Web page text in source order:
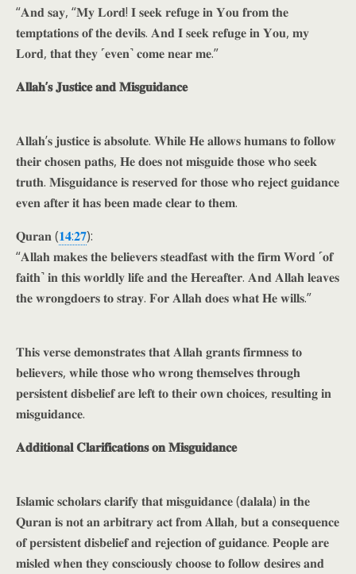
“𝐀𝐧𝐝 𝐬𝐚𝐲, “𝐌𝐲 𝐋𝐨𝐫𝐝! 𝐈 𝐬𝐞𝐞𝐤 𝐫𝐞𝐟𝐮𝐠𝐞 𝐢𝐧 𝐘𝐨𝐮 𝐟𝐫𝐨𝐦 𝐭𝐡𝐞
𝐭𝐞𝐦𝐩𝐭𝐚𝐭𝐢𝐨𝐧𝐬 𝐨𝐟 𝐭𝐡𝐞 𝐝𝐞𝐯𝐢𝐥𝐬. 𝐀𝐧𝐝 𝐈 𝐬𝐞𝐞𝐤 𝐫𝐞𝐟𝐮𝐠𝐞 𝐢𝐧 𝐘𝐨𝐮, 𝐦𝐲
𝐋𝐨𝐫𝐝, 𝐭𝐡𝐚𝐭 𝐭𝐡𝐞𝐲 ˹𝐞𝐯𝐞𝐧˺ 𝐜𝐨𝐦𝐞 𝐧𝐞𝐚𝐫 𝐦𝐞.”
𝐀𝐥𝐥𝐚𝐡’𝐬 𝐉𝐮𝐬𝐭𝐢𝐜𝐞 𝐚𝐧𝐝 𝐌𝐢𝐬𝐠𝐮𝐢𝐝𝐚𝐧𝐜𝐞
𝐀𝐥𝐥𝐚𝐡’𝐬 𝐣𝐮𝐬𝐭𝐢𝐜𝐞 𝐢𝐬 𝐚𝐛𝐬𝐨𝐥𝐮𝐭𝐞. 𝐖𝐡𝐢𝐥𝐞 𝐇𝐞 𝐚𝐥𝐥𝐨𝐰𝐬 𝐡𝐮𝐦𝐚𝐧𝐬 𝐭𝐨 𝐟𝐨𝐥𝐥𝐨𝐰
𝐭𝐡𝐞𝐢𝐫 𝐜𝐡𝐨𝐬𝐞𝐧 𝐩𝐚𝐭𝐡𝐬, 𝐇𝐞 𝐝𝐨𝐞𝐬 𝐧𝐨𝐭 𝐦𝐢𝐬𝐠𝐮𝐢𝐝𝐞 𝐭𝐡𝐨𝐬𝐞 𝐰𝐡𝐨 𝐬𝐞𝐞𝐤
𝐭𝐫𝐮𝐭𝐡. 𝐌𝐢𝐬𝐠𝐮𝐢𝐝𝐚𝐧𝐜𝐞 𝐢𝐬 𝐫𝐞𝐬𝐞𝐫𝐯𝐞𝐝 𝐟𝐨𝐫 𝐭𝐡𝐨𝐬𝐞 𝐰𝐡𝐨 𝐫𝐞𝐣𝐞𝐜𝐭 𝐠𝐮𝐢𝐝𝐚𝐧𝐜𝐞
𝐞𝐯𝐞𝐧 𝐚𝐟𝐭𝐞𝐫 𝐢𝐭 𝐡𝐚𝐬 𝐛𝐞𝐞𝐧 𝐦𝐚𝐝𝐞 𝐜𝐥𝐞𝐚𝐫 𝐭𝐨 𝐭𝐡𝐞𝐦.
𝐐𝐮𝐫𝐚𝐧 (𝟏𝟒:𝟐𝟕):
“𝐀𝐥𝐥𝐚𝐡 𝐦𝐚𝐤𝐞𝐬 𝐭𝐡𝐞 𝐛𝐞𝐥𝐢𝐞𝐯𝐞𝐫𝐬 𝐬𝐭𝐞𝐚𝐝𝐟𝐚𝐬𝐭 𝐰𝐢𝐭𝐡 𝐭𝐡𝐞 𝐟𝐢𝐫𝐦 𝐖𝐨𝐫𝐝 ˹𝐨𝐟
𝐟𝐚𝐢𝐭𝐡˺ 𝐢𝐧 𝐭𝐡𝐢𝐬 𝐰𝐨𝐫𝐥𝐝𝐥𝐲 𝐥𝐢𝐟𝐞 𝐚𝐧𝐝 𝐭𝐡𝐞 𝐇𝐞𝐫𝐞𝐚𝐟𝐭𝐞𝐫. 𝐀𝐧𝐝 𝐀𝐥𝐥𝐚𝐡 𝐥𝐞𝐚𝐯𝐞𝐬
𝐭𝐡𝐞 𝐰𝐫𝐨𝐧𝐠𝐝𝐨𝐞𝐫𝐬 𝐭𝐨 𝐬𝐭𝐫𝐚𝐲. 𝐅𝐨𝐫 𝐀𝐥𝐥𝐚𝐡 𝐝𝐨𝐞𝐬 𝐰𝐡𝐚𝐭 𝐇𝐞 𝐰𝐢𝐥𝐥𝐬.”
𝐓𝐡𝐢𝐬 𝐯𝐞𝐫𝐬𝐞 𝐝𝐞𝐦𝐨𝐧𝐬𝐭𝐫𝐚𝐭𝐞𝐬 𝐭𝐡𝐚𝐭 𝐀𝐥𝐥𝐚𝐡 𝐠𝐫𝐚𝐧𝐭𝐬 𝐟𝐢𝐫𝐦𝐧𝐞𝐬𝐬 𝐭𝐨
𝐛𝐞𝐥𝐢𝐞𝐯𝐞𝐫𝐬, 𝐰𝐡𝐢𝐥𝐞 𝐭𝐡𝐨𝐬𝐞 𝐰𝐡𝐨 𝐰𝐫𝐨𝐧𝐠 𝐭𝐡𝐞𝐦𝐬𝐞𝐥𝐯𝐞𝐬 𝐭𝐡𝐫𝐨𝐮𝐠𝐡
𝐩𝐞𝐫𝐬𝐢𝐬𝐭𝐞𝐧𝐭 𝐝𝐢𝐬𝐛𝐞𝐥𝐢𝐞𝐟 𝐚𝐫𝐞 𝐥𝐞𝐟𝐭 𝐭𝐨 𝐭𝐡𝐞𝐢𝐫 𝐨𝐰𝐧 𝐜𝐡𝐨𝐢𝐜𝐞𝐬, 𝐫𝐞𝐬𝐮𝐥𝐭𝐢𝐧𝐠 𝐢𝐧
𝐦𝐢𝐬𝐠𝐮𝐢𝐝𝐚𝐧𝐜𝐞.
𝐀𝐝𝐝𝐢𝐭𝐢𝐨𝐧𝐚𝐥 𝐂𝐥𝐚𝐫𝐢𝐟𝐢𝐜𝐚𝐭𝐢𝐨𝐧𝐬 𝐨𝐧 𝐌𝐢𝐬𝐠𝐮𝐢𝐝𝐚𝐧𝐜𝐞
𝐈𝐬𝐥𝐚𝐦𝐢𝐜 𝐬𝐜𝐡𝐨𝐥𝐚𝐫𝐬 𝐜𝐥𝐚𝐫𝐢𝐟𝐲 𝐭𝐡𝐚𝐭 𝐦𝐢𝐬𝐠𝐮𝐢𝐝𝐚𝐧𝐜𝐞 (𝐝𝐚𝐥𝐚𝐥𝐚) 𝐢𝐧 𝐭𝐡𝐞
𝐐𝐮𝐫𝐚𝐧 𝐢𝐬 𝐧𝐨𝐭 𝐚𝐧 𝐚𝐫𝐛𝐢𝐭𝐫𝐚𝐫𝐲 𝐚𝐜𝐭 𝐟𝐫𝐨𝐦 𝐀𝐥𝐥𝐚𝐡, 𝐛𝐮𝐭 𝐚 𝐜𝐨𝐧𝐬𝐞𝐪𝐮𝐞𝐧𝐜𝐞
𝐨𝐟 𝐩𝐞𝐫𝐬𝐢𝐬𝐭𝐞𝐧𝐭 𝐝𝐢𝐬𝐛𝐞𝐥𝐢𝐞𝐟 𝐚𝐧𝐝 𝐫𝐞𝐣𝐞𝐜𝐭𝐢𝐨𝐧 𝐨𝐟 𝐠𝐮𝐢𝐝𝐚𝐧𝐜𝐞. 𝐏𝐞𝐨𝐩𝐥𝐞 𝐚𝐫𝐞
𝐦𝐢𝐬𝐥𝐞𝐝 𝐰𝐡𝐞𝐧 𝐭𝐡𝐞𝐲 𝐜𝐨𝐧𝐬𝐜𝐢𝐨𝐮𝐬𝐥𝐲 𝐜𝐡𝐨𝐨𝐬𝐞 𝐭𝐨 𝐟𝐨𝐥𝐥𝐨𝐰 𝐝𝐞𝐬𝐢𝐫𝐞𝐬 𝐚𝐧𝐝